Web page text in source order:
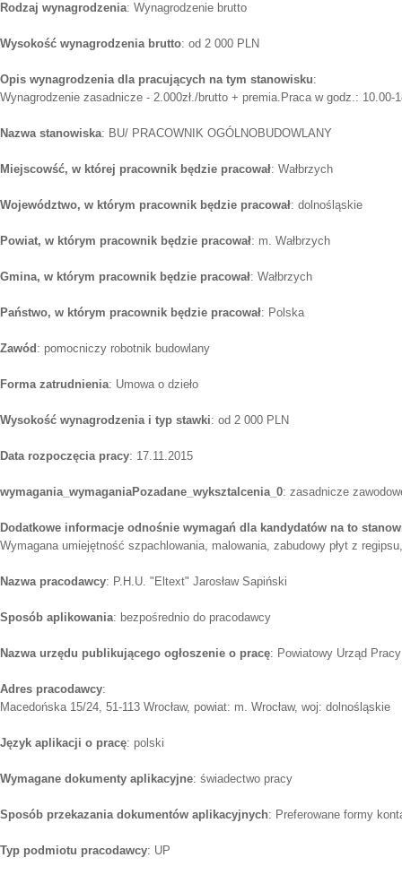
Rodzaj wynagrodzenia: Wynagrodzenie brutto
Wysokość wynagrodzenia brutto: od 2 000 PLN
Opis wynagrodzenia dla pracujących na tym stanowisku:
Wynagrodzenie zasadnicze - 2.000zł./brutto + premia.Praca w godz.: 10.00-
Nazwa stanowiska: BU/ PRACOWNIK OGÓLNOBUDOWLANY
Miejscowść, w której pracownik będzie pracował: Wałbrzych
Województwo, w którym pracownik będzie pracował: dolnośląskie
Powiat, w którym pracownik będzie pracował: m. Wałbrzych
Gmina, w którym pracownik będzie pracował: Wałbrzych
Państwo, w którym pracownik będzie pracował: Polska
Zawód : pomocniczy robotnik budowlany
Forma zatrudnienia: Umowa o dzieło
Wysokość wynagrodzenia i typ stawki: od 2 000 PLN
Data rozpoczęcia pracy: 17.11.2015
wymagania_wymaganiaPozadane_wyksztalcenia_0: zasadnicze
Dodatkowe informacje odnośnie wymagań dla kandydatów na to
Wymagana umiejętność szpachlowania, malowania, zabudowy płyt z
Nazwa pracodawcy: P.H.U. "Eltext" Jarosław Sapiński
Sposób aplikowania: bezpośrednio do pracodawcy
Nazwa urzędu publikującego ogłoszenie o pracę: Powiatowy Urząd
Adres pracodawcy:
Macedońska 15/24, 51-113 Wrocław, powiat: m. Wrocław, woj: dolnośląskie
Język aplikacji o pracę: polski
Wymagane dokumenty aplikacyjne: świadectwo pracy
Sposób przekazania dokumentów aplikacyjnych: Preferowane formy
Typ podmiotu pracodawcy: UP